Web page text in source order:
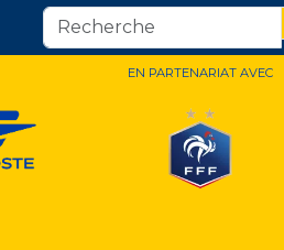
EN PARTENARIAT AVEC